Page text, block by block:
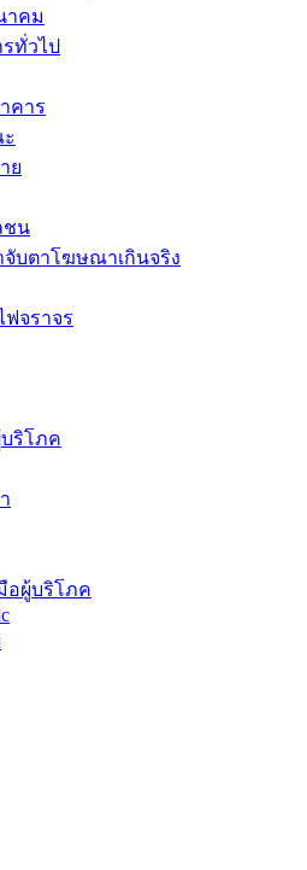
าคม
ทั่วไป
คาร
ย
ชน
จับตาโฆษณาเกินจริง
จราจร
ริโภค
อผู้บริโภค